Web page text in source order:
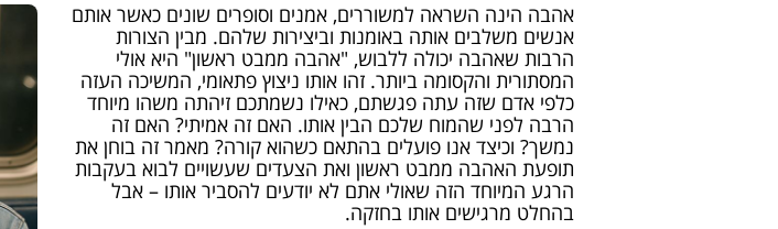
אהבה הינה השראה למשוררים, אמנים וסופרים שונים כאשר אותם
אנשים משלבים אותה באומנות וביצירות שלהם. מבין הצורות
הרבות שאהבה יכולה ללבוש, "אהבה ממבט ראשון" היא אולי
המסתורית והקסומה ביותר. זהו אותו ניצוץ פתאומי, המשיכה העזה
כלפי אדם שזה עתה פגשתם, כאילו נשמתכם זיהתה משהו מיוחד
הרבה לפני שהמוח שלכם הבין אותו. האם זה אמיתי? האם זה
נמשך? וכיצד אנו פועלים בהתאם כשהוא קורה? מאמר זה בוחן את
תופעת האהבה ממבט ראשון ואת הצעדים שעשויים לבוא בעקבות
הרגע המיוחד הזה שאולי אתם לא יודעים להסביר אותו – אבל
בהחלט מרגישים אותו בחזקה.